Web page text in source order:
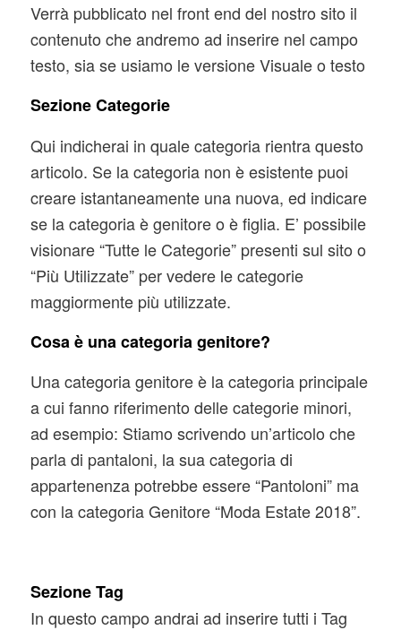
Verrà pubblicato nel front end del nostro sito il
contenuto che andremo ad inserire nel campo
testo, sia se usiamo le versione Visuale o testo
Sezione Categorie
Qui indicherai in quale categoria rientra questo
articolo. Se la categoria non è esistente puoi
creare istantaneamente una nuova, ed indicare
se la categoria è genitore o è figlia. E’ possibile
visionare “Tutte le Categorie” presenti sul sito o
“Più Utilizzate” per vedere le categorie
maggiormente più utilizzate.
Cosa è una categoria genitore?
Una categoria genitore è la categoria principale
a cui fanno riferimento delle categorie minori,
ad esempio: Stiamo scrivendo un’articolo che
parla di pantaloni, la sua categoria di
appartenenza potrebbe essere “Pantoloni” ma
con la categoria Genitore “Moda Estate 2018”.
Sezione Tag
In questo campo andrai ad inserire tutti i Tag